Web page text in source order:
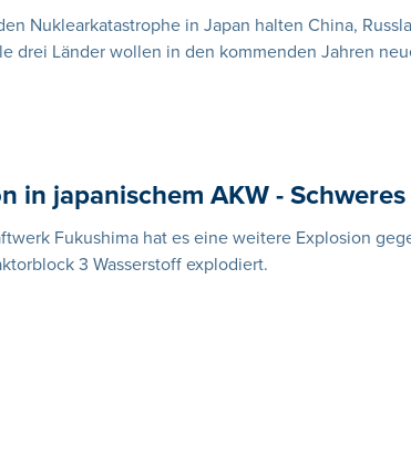
Nuklearkatastrophe in Japan halten China,
drei Länder wollen in den kommenden Jahren
in japanischem AKW -
Fukushima hat es eine weitere Explosion
3 Wasserstoff explodiert.